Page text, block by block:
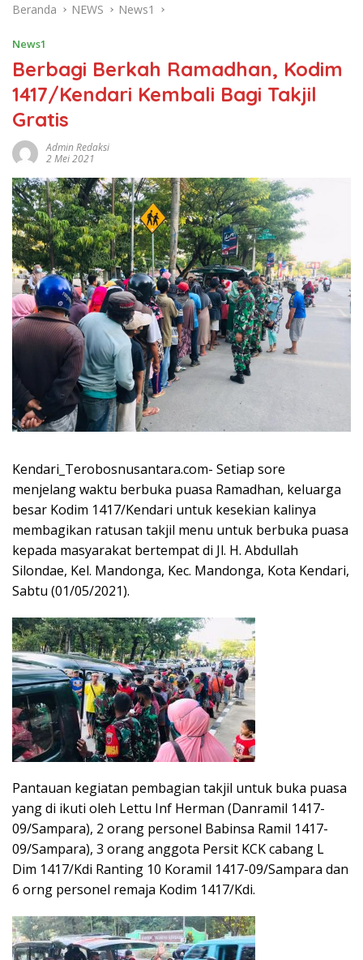
Beranda NEWS News1
News1
Berbagi Berkah Ramadhan, Kodim
1417/Kendari Kembali Bagi Takjil
Gratis
Admin Redaksi
2 Mei 2021
Kendari_Terobosnusantara.com- Setiap sore
menjelang waktu berbuka puasa Ramadhan, keluarga
besar Kodim 1417/Kendari untuk kesekian kalinya
membagikan ratusan takjil menu untuk berbuka puasa
kepada masyarakat bertempat di Jl. H. Abdullah
Silondae, Kel. Mandonga, Kec. Mandonga, Kota Kendari,
Sabtu (01/05/2021).
Pantauan kegiatan pembagian takjil untuk buka puasa
yang di ikuti oleh Lettu Inf Herman (Danramil 1417-
09/Sampara), 2 orang personel Babinsa Ramil 1417-
09/Sampara), 3 orang anggota Persit KCK cabang L
Dim 1417/Kdi Ranting 10 Koramil 1417-09/Sampara dan
6 orng personel remaja Kodim 1417/Kdi.